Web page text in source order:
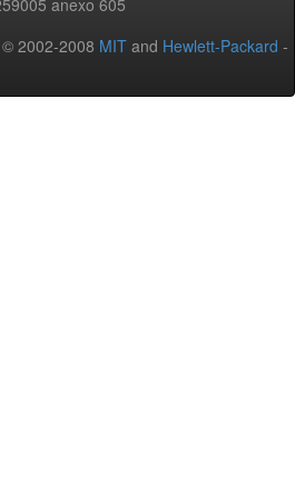
anexo 605
2002-2008 MIT and Hewlett-Packard -